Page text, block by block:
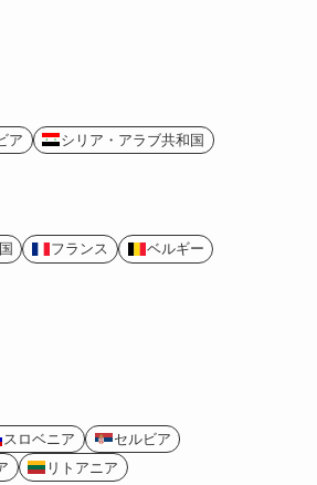
ア
シリア・アラブ共和国
フランス
ベルギー
スロベニア
セルビア
リトアニア